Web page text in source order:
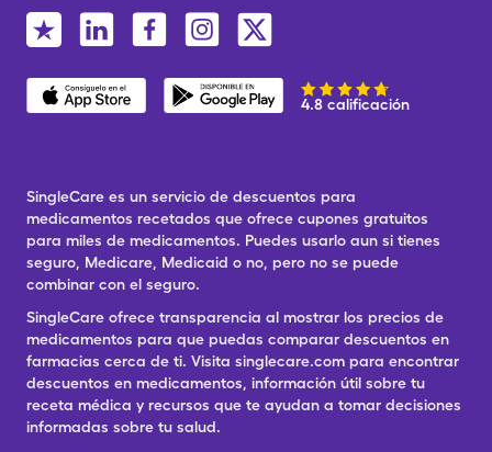
4.8 calificación
SingleCare es un servicio de descuentos para
medicamentos recetados que ofrece cupones gratuitos
para miles de medicamentos. Puedes usarlo aun si tienes
seguro, Medicare, Medicaid o no, pero no se puede
combinar con el seguro.
SingleCare ofrece transparencia al mostrar los precios de
medicamentos para que puedas comparar descuentos en
farmacias cerca de ti. Visita singlecare.com para encontrar
descuentos en medicamentos, información útil sobre tu
receta médica y recursos que te ayudan a tomar decisiones
informadas sobre tu salud.